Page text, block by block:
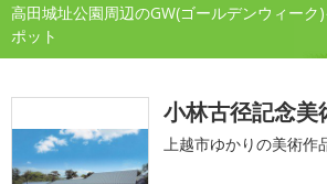
高田城址公園周辺のGW(ゴールデンウィーク
ポット
小林古径記念美
上越市ゆかりの美術作